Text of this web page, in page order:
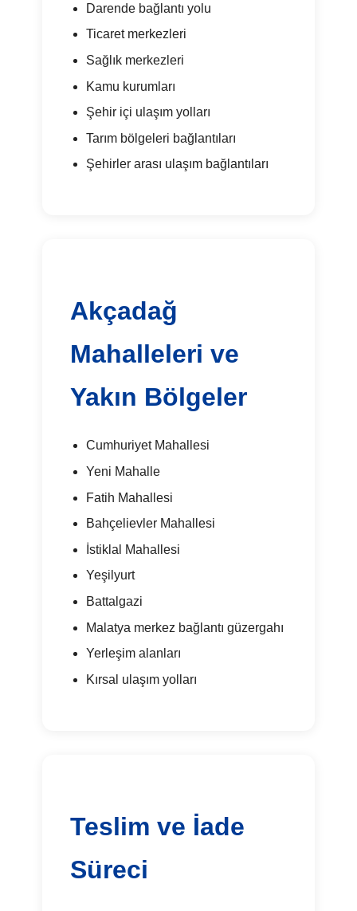
Darende bağlantı yolu
Ticaret merkezleri
Sağlık merkezleri
Kamu kurumları
Şehir içi ulaşım yolları
Tarım bölgeleri bağlantıları
Şehirler arası ulaşım bağlantıları
Akçadağ
Mahalleleri ve
Yakın Bölgeler
Cumhuriyet Mahallesi
Yeni Mahalle
Fatih Mahallesi
Bahçelievler Mahallesi
İstiklal Mahallesi
Yeşilyurt
Battalgazi
Malatya merkez bağlantı güzergahı
Yerleşim alanları
Kırsal ulaşım yolları
Teslim ve İade
Süreci